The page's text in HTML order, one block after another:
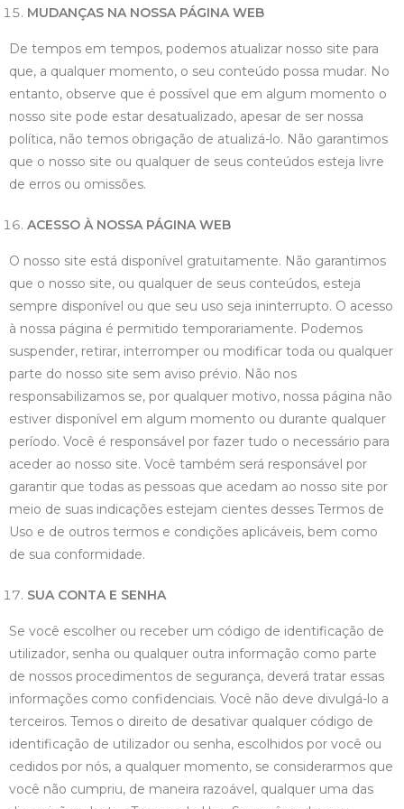
MUDANÇAS NA NOSSA PÁGINA WEB
De tempos em tempos, podemos atualizar nosso site para
que, a qualquer momento, o seu conteúdo possa mudar. No
entanto, observe que é possível que em algum momento o
nosso site pode estar desatualizado, apesar de ser nossa
política, não temos obrigação de atualizá-lo. Não garantimos
que o nosso site ou qualquer de seus conteúdos esteja livre
de erros ou omissões.
ACESSO À NOSSA PÁGINA WEB
O nosso site está disponível gratuitamente. Não garantimos
que o nosso site, ou qualquer de seus conteúdos, esteja
sempre disponível ou que seu uso seja ininterrupto. O acesso
à nossa página é permitido temporariamente. Podemos
suspender, retirar, interromper ou modificar toda ou qualquer
parte do nosso site sem aviso prévio. Não nos
responsabilizamos se, por qualquer motivo, nossa página não
estiver disponível em algum momento ou durante qualquer
período. Você é responsável por fazer tudo o necessário para
aceder ao nosso site. Você também será responsável por
garantir que todas as pessoas que acedam ao nosso site por
meio de suas indicações estejam cientes desses Termos de
Uso e de outros termos e condições aplicáveis, bem como
de sua conformidade.
SUA CONTA E SENHA
Se você escolher ou receber um código de identificação de
utilizador, senha ou qualquer outra informação como parte
de nossos procedimentos de segurança, deverá tratar essas
informações como confidenciais. Você não deve divulgá-lo a
terceiros. Temos o direito de desativar qualquer código de
identificação de utilizador ou senha, escolhidos por você ou
cedidos por nós, a qualquer momento, se considerarmos que
você não cumpriu, de maneira razoável, qualquer uma das